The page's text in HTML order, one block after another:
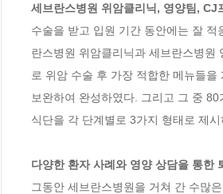
세브란스병원 위암클리닉, 영양팀,
수술을 받고 입원 기간 동안에는 잘
란스병원 위암클리닉과 세브란스병원
로 위암 수술 후 가장 적합한 메뉴들
보완하여 완성하였다. 그리고 그 중
식단을 각 단계별로 3가지 형태로 제시
다양한 환자 사례와 영양 상담을 통한
그동안 세브란스병원을 거쳐 간 수많